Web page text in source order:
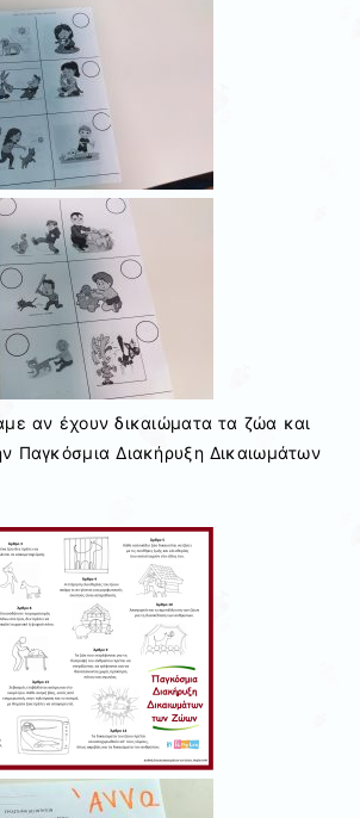
αν έχουν δικαιώματα τα ζώα και
Παγκόσμια Διακήρυξη Δικαιωμάτων